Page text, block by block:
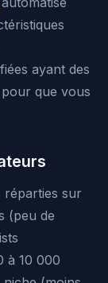
ayant des
que vous
réparties sur
(peu de
à 10 000